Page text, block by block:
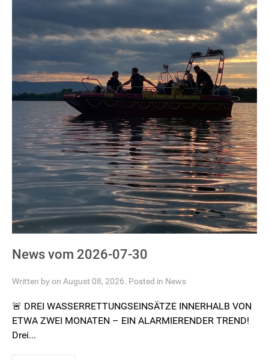
News vom 2026-07-30
Written by on August 08, 2026. Posted in News
🚨 DREI WASSERRETTUNGSEINSÄTZE INNERHALB VON
ETWA ZWEI MONATEN – EIN ALARMIERENDER TREND!
Drei...